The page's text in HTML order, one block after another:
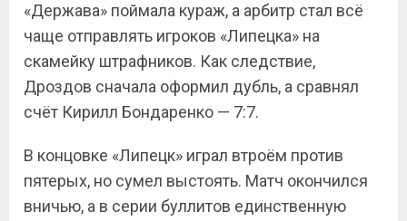
«Держава» поймала кураж, а арбитр стал всё
чаще отправлять игроков «Липецка» на
скамейку штрафников. Как следствие,
Дроздов сначала оформил дубль, а сравнял
счёт Кирилл Бондаренко — 7:7.
В концовке «Липецк» играл втроём против
пятерых, но сумел выстоять. Матч окончился
вничью, а в серии буллитов единственную